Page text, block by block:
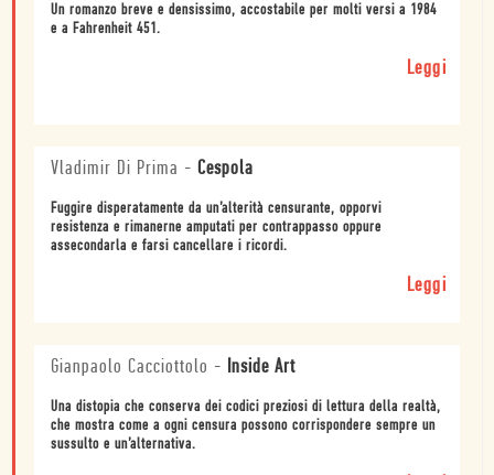
Un romanzo breve e densissimo, accostabile per molti versi a 1984
e a Fahrenheit 451.
Leggi
Vladimir Di Prima - Cespola
Fuggire disperatamente da un’alterità censurante, opporvi
resistenza e rimanerne amputati per contrappasso oppure
assecondarla e farsi cancellare i ricordi.
Leggi
Gianpaolo Cacciottolo - Inside Art
Una distopia che conserva dei codici preziosi di lettura della realtà,
che mostra come a ogni censura possono corrispondere sempre un
sussulto e un’alternativa.